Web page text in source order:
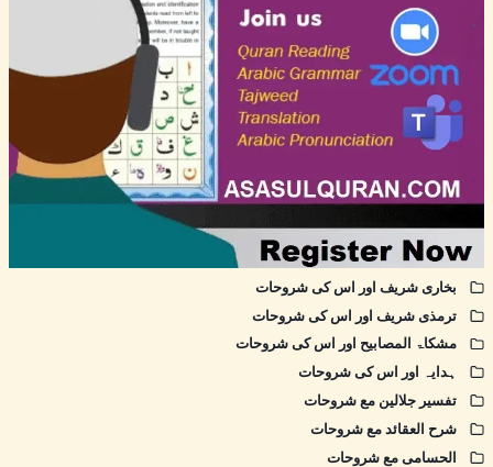
بخاری شریف اور اس کی شروحات
ترمذی شریف اور اس کی شروحات
مشکاۃ المصابیح اور اس کی شروحات
ہدایہ اور اس کی شروحات
تفسیر جلالین مع شروحات
شرح العقائد مع شروحات
الحسامی مع شروحات